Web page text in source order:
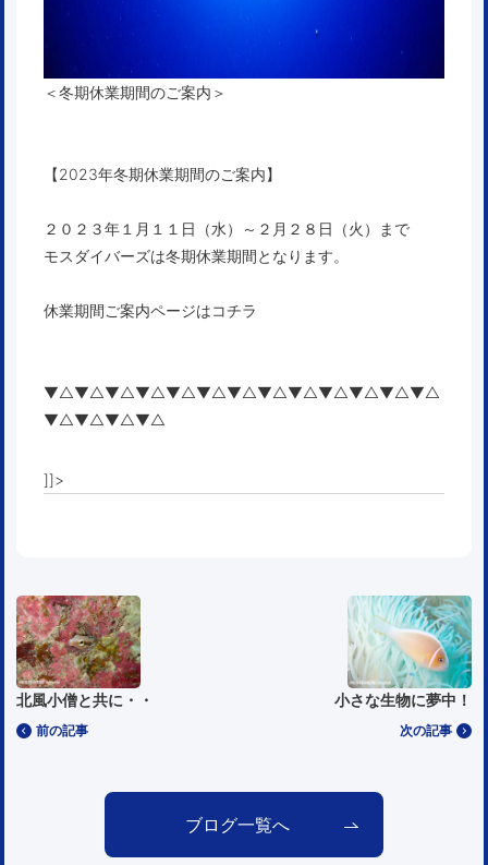
＜冬期休業期間のご案内＞
【2023年冬期休業期間のご案内】
２０２３年１月１１日（水）～２月２８日（火）まで
モスダイバーズは冬期休業期間となります。
休業期間ご案内ページはコチラ
▼△▼△▼△▼△▼△▼△▼△▼△▼△▼△▼△▼△▼△
▼△▼△▼△▼△
]]>
前の記事
北風小僧と共に・・
次の記事
小さな生物に夢中！
ブログ一覧へ